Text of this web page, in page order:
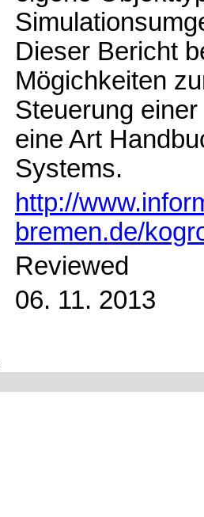
Dieser Bericht
Mögichkeiten
Steuerung
eine Art
Systems.
http://
bremen.de/
Reviewed
06. 11. 2013